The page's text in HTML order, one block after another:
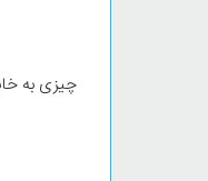
چیزی به